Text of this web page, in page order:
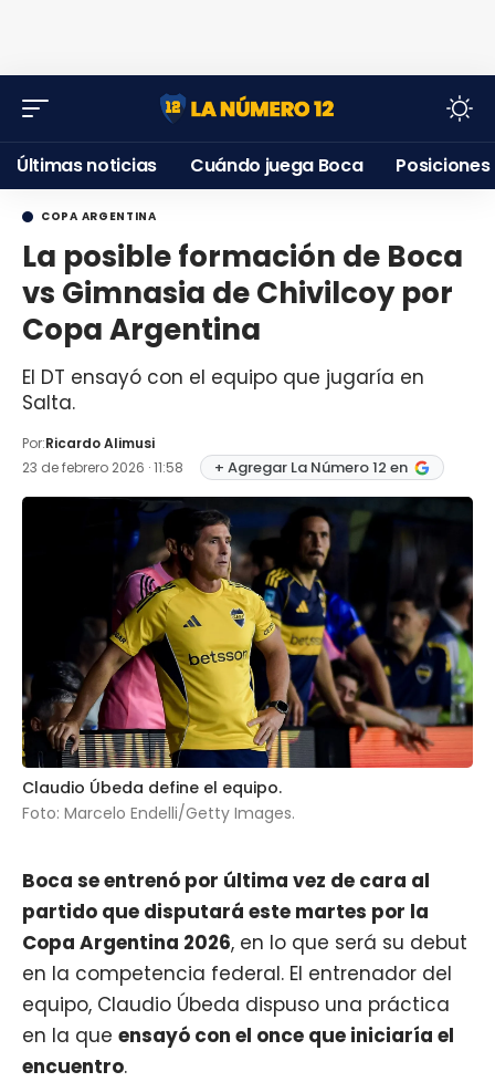
Últimas noticias Cuándo juega Boca Posiciones
COPA ARGENTINA
La posible formación de Boca
vs Gimnasia de Chivilcoy por
Copa Argentina
El DT ensayó con el equipo que jugaría en
Salta.
Por:Ricardo Alimusi
23 de febrero 2026 · 11:58
+ Agregar La Número 12 en
Claudio Úbeda define el equipo.
Foto: Marcelo Endelli/Getty Images.
Boca se entrenó por última vez de cara al
partido que disputará este martes por la
Copa Argentina 2026, en lo que será su debut
en la competencia federal. El entrenador del
equipo, Claudio Úbeda dispuso una práctica
en la que ensayó con el once que iniciaría el
encuentro.